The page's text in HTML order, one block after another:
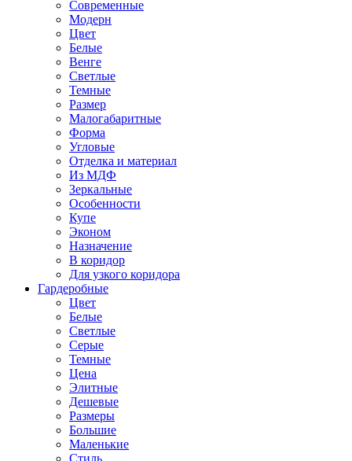
Современные
Модерн
Цвет
Белые
Венге
Светлые
Темные
Размер
Малогабаритные
Форма
Угловые
Отделка и материал
Из МДФ
Зеркальные
Особенности
Купе
Эконом
Назначение
В коридор
Для узкого коридора
Гардеробные
Цвет
Белые
Светлые
Серые
Темные
Цена
Элитные
Дешевые
Размеры
Большие
Маленькие
Стиль